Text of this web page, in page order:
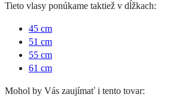
Tieto vlasy ponúkame taktiež v dĺžkach:
45 cm
51 cm
55 cm
61 cm
Mohol by Vás zaujímať i tento tovar: